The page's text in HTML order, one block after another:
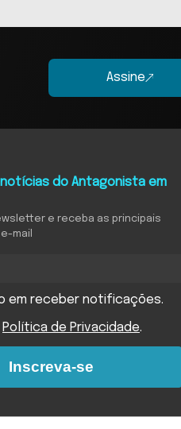
Assine
do Antagonista em
e receba as principais
mail
em receber notificações.
Política de Privacidade.
Inscreva-se